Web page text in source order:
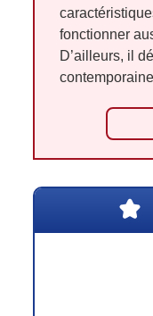
fonctionner
D’ailleurs, il